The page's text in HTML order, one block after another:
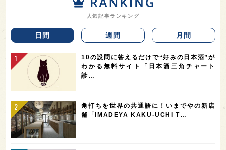
人気記事ランキング
日間 週間 月間
10の設問に答えるだけで“好みの日本酒”が
わかる無料サイト「日本酒三角チャート
診…
角打ちを世界の共通語に！いまでやの新店
舗「IMADEYA KAKU-UCHI T…